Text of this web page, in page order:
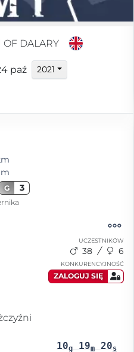
OF DALARY
paź 2021
G 3
UCZESTNIKÓW
38 6
KONKURENCYJNOŚĆ
ZALOGUJ SIĘ
10g 19m 20s